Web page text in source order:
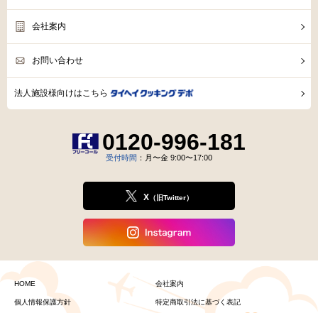
会社案内
お問い合わせ
法人施設様向けはこちら
0120-996-181
受付時間 ：月〜金 9:00〜17:00
X （旧Twitter）
HOME 会社案内
個人情報保護方針 特定商取引法に基づく表記